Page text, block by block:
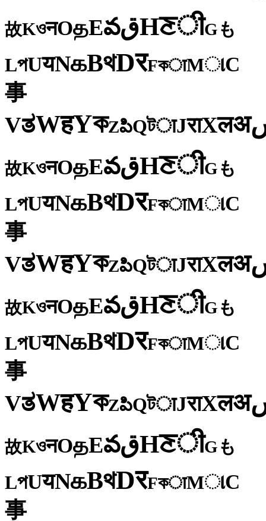
故KওनOதEవقHਣीGも
LপUयNகBথDरFকाMાC
事
VತWहYকZపిQটाJराXलअ
故KওनOதEవقHਣीGも
LপUयNகBথDरFকाMાC
事
VತWहYকZపిQটाJराXलअ
故KওनOதEవقHਣीGも
LপUयNகBথDरFকाMાC
事
VತWहYকZపిQটाJराXलअ
故KওनOதEవقHਣीGも
LপUयNகBথDरFকाMાC
事